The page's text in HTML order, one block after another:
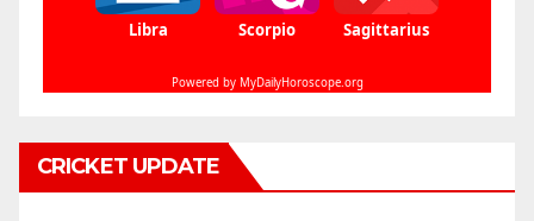
CRICKET UPDATE